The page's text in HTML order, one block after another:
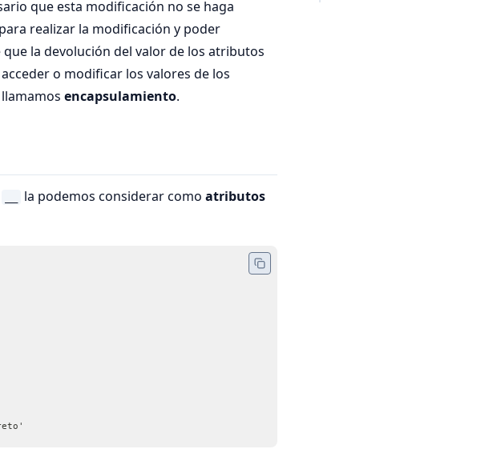
que esta modificación no se haga
realizar la modificación y poder
la devolución del valor de los atributos
o modificar los valores de los
encapsulamiento.
la podemos considerar comoatributos